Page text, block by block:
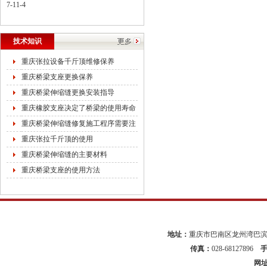
7-11-4
技术知识
重庆张拉设备千斤顶维修保养
重庆桥梁支座更换保养
重庆桥梁伸缩缝更换安装指导
重庆橡胶支座决定了桥梁的使用寿命
重庆桥梁伸缩缝修复施工程序需要注
重庆张拉千斤顶的使用
重庆桥梁伸缩缝的主要材料
重庆桥梁支座的使用方法
地址： 重庆市巴南区龙州湾巴
传真： 028-68127896
网